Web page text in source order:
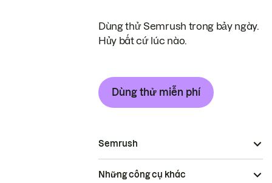
Dùng thử Semrush trong bảy ngày.
Hủy bất cứ lúc nào.
Dùng thử miễn phí
Semrush
Những công cụ khác